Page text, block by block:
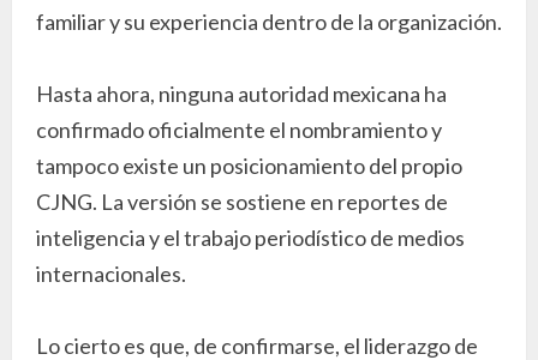
familiar y su experiencia dentro de la organización.
Hasta ahora, ninguna autoridad mexicana ha
confirmado oficialmente el nombramiento y
tampoco existe un posicionamiento del propio
CJNG. La versión se sostiene en reportes de
inteligencia y el trabajo periodístico de medios
internacionales.
Lo cierto es que, de confirmarse, el liderazgo de